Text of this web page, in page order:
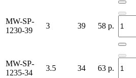
MW-SP-
1230-39
3 39 58 р.
MW-SP-
1235-34
3.5 34 63 р.